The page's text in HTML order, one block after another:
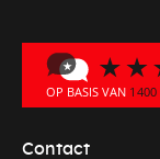
Contact